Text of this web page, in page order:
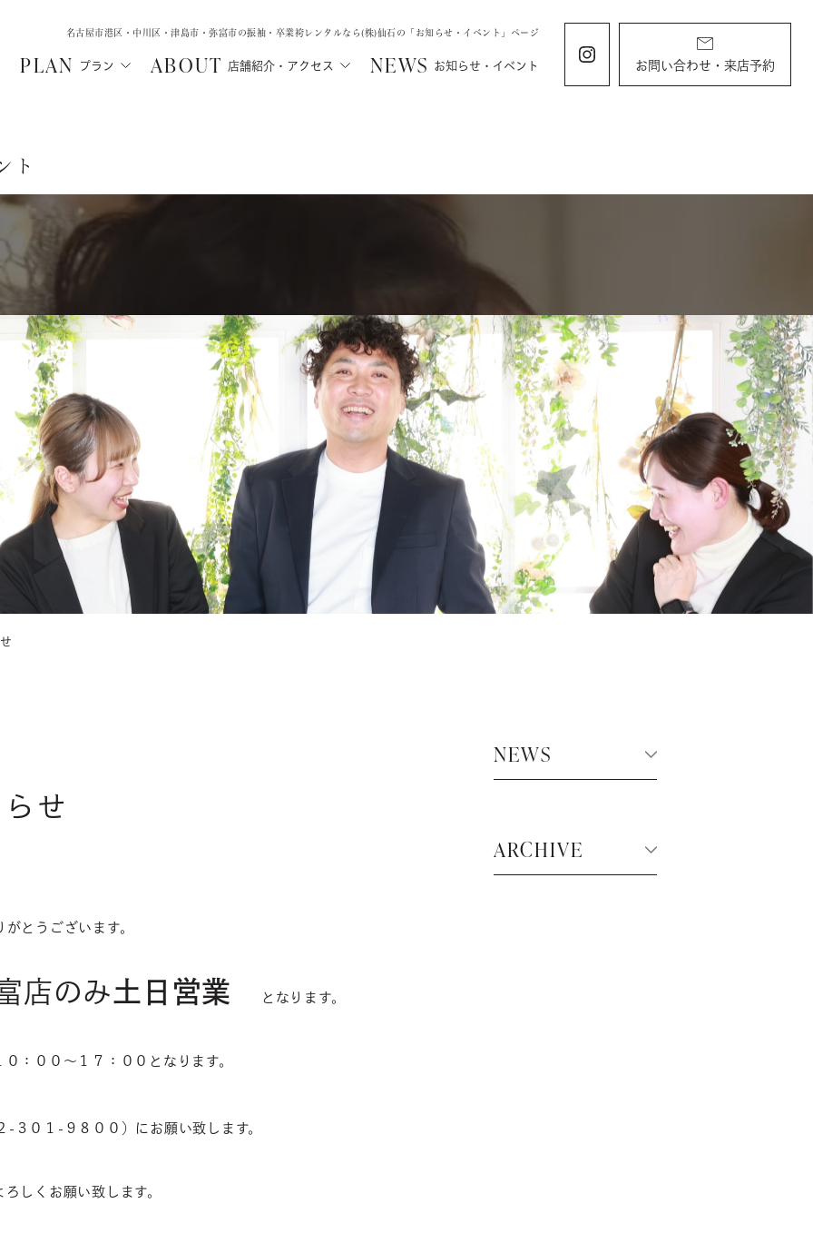
名古屋市港区・中川区・津島市・弥富市の振袖・卒業袴レンタルなら(株)仙石の「お知らせ・イベント」ページ
PLAN プラン
プラン
プラン
ンタル
N
にぶんのいち成人式
レンタルプラン
選ばれる理由
すくすくチャンネル
バースデー・記念写真
百日祝・初節句
入園・入学・卒業
選ばれる理由
ABOUT 店舗紹介・アクセス NEWS お知らせ・イベント お問い合わせ・来店予約
ト
せ
とうございます。
店のみ土日営業 となります。
：００～１７：００となります。
-３０１-９８００）にお願い致します。
しくお願い致します。
NEWS
ARCHIVE